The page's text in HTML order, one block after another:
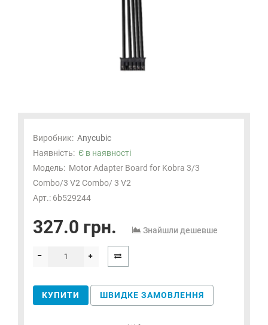
Виробник: Anycubic
Наявність: Є в наявності
Модель: Motor Adapter Board for Kobra 3/3
Combo/3 V2 Combo/ 3 V2
Арт.: 6b529244
327.0 грн. Знайшли дешевше
КУПИТИ ШВИДКЕ ЗАМОВЛЕННЯ